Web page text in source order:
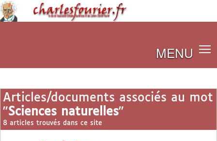
MENU
Articles/documents associés au mot
"Sciences naturelles"
8 articles trouvés dans ce site